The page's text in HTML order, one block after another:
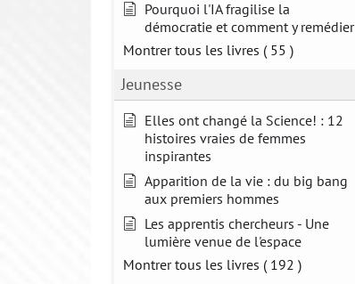
Pourquoi l'IA fragilise la
démocratie et comment y remédier
Montrer tous les livres ( 55 )
Jeunesse
Elles ont changé la Science! : 12
histoires vraies de femmes
inspirantes
Apparition de la vie : du big bang
aux premiers hommes
Les apprentis chercheurs - Une
lumière venue de l'espace
Montrer tous les livres ( 192 )